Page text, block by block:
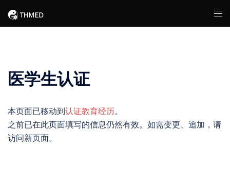
医学生认证
本页面已移动到认证教育经历。
之前已在此页面填写的信息仍然有效。如需变更、追加，请
访问新页面。